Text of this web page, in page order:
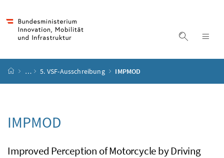
Suche
Startseite
… 5. VSF-Ausschreibung IMPMOD
IMPMOD
Improved Perception of Motorcycle by Driving